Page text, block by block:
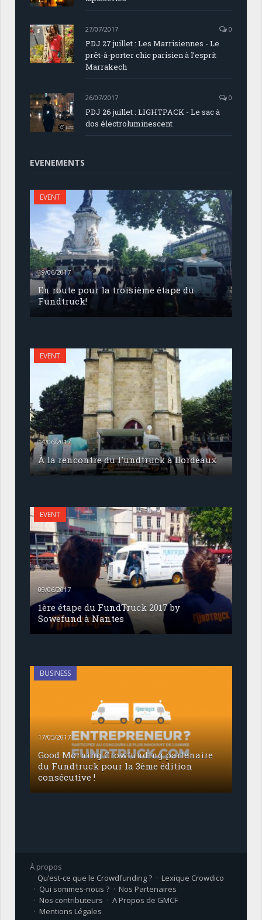
27/07/2017 0
PDJ 27 juillet : Les Marrisiennes - Le
prêt-à-porter chic parisien à l’esprit
Marrakech
26/07/2017 0
PDJ 26 juillet : LIGHTPACK - Le sac à
dos électroluminescent
EVENEMENTS
EVENT
19/06/2017
En route pour la troisième étape du
Fundtruck!
EVENT
14/06/2017
À la rencontre du Fundtruck à Bordeaux
EVENT
09/06/2017
1ère étape du FundTruck 2017 by
Sowefund à Nantes
BUSINESS
17/05/2017
Good Morning Crowfunding partenaire
du Fundtruck pour la 3ème édition
consécutive !
À propos
Qu’est-ce que le Crowdfunding ?
Lexique Crowdico
Qui sommes-nous ?
Nos Partenaires
Nos contributeurs
A Propos de GMCF
Mentions Légales